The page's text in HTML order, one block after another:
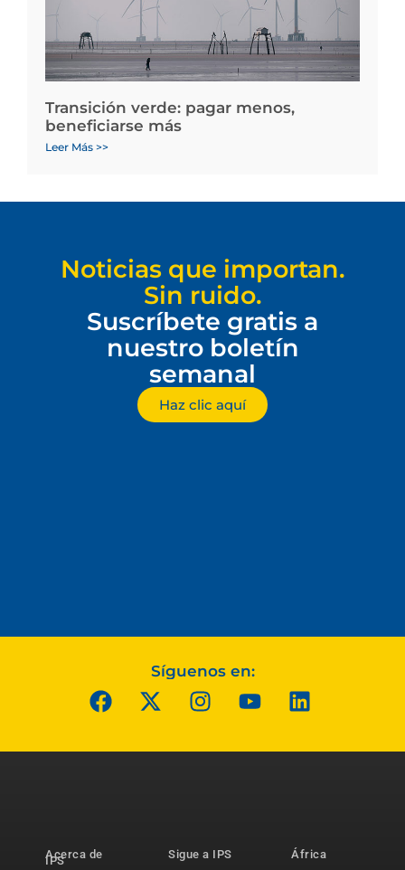
Transición verde: pagar menos,
beneficiarse más
Leer Más >>
Noticias que importan.
Sin ruido.
Suscríbete gratis a
nuestro boletín
semanal
Haz clic aquí
Síguenos en:
Acerca de
IPS
Sigue a IPS
África